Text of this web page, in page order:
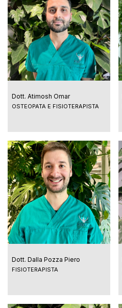
Dott. Atimosh Omar
OSTEOPATA E FISIOTERAPISTA
Dott. Dalla Pozza Piero
FISIOTERAPISTA